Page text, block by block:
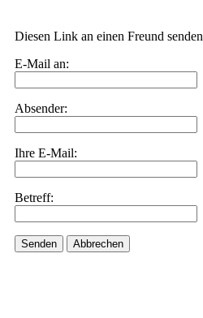
Diesen Link an einen Freund senden
E-Mail an:
Absender:
Ihre E-Mail:
Betreff:
Senden Abbrechen